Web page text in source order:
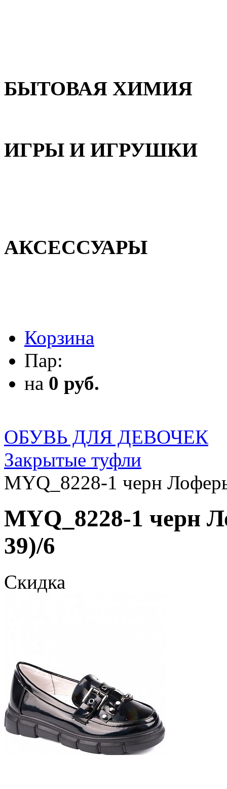
БЫТОВАЯ ХИМИЯ
ИГРЫ И ИГРУШКИ
АКСЕССУАРЫ
Корзина
Пар:
на 0 руб.
ОБУВЬ ДЛЯ ДЕВОЧЕК
Закрытые туфли
MYQ_8228-1 черн
MYQ_8228-1 черн
39)/6
Скидка